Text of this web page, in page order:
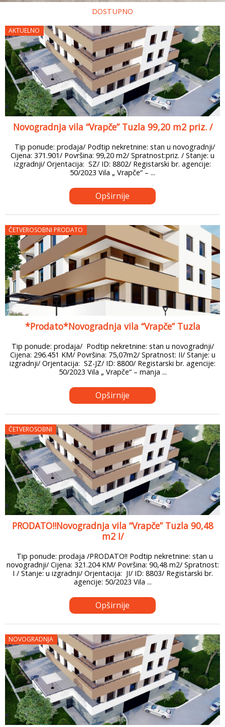
DOSTUPNO
AKTUELNO
Novogradnja vila “Vrapče” Tuzla 99,20 m2 priz. /
Tip ponude: prodaja/ Podtip nekretnine: stan u novogradnji/
Cijena: 371.901/ Površina: 99,20 m2/ Spratnost:priz. / Stanje: u
izgradnji/ Orjentacija: SZ/ ID: 8802/ Registarski br. agencije:
50/2023 Vila „ Vrapče“ – ...
Opširnije
ČETVEROSOBNI PRODATO
*Prodato*Novogradnja vila “Vrapče” Tuzla
Tip ponude: prodaja/ Podtip nekretnine: stan u novogradnji/
Cijena: 296.451 KM/ Površina: 75,07m2/ Spratnost: II/ Stanje: u
izgradnji/ Orjentacija: SZ-JZ/ ID: 8800/ Registarski br. agencije:
50/2023 Vila „ Vrapče“ – manja ...
Opširnije
ČETVEROSOBNI
PRODATO!!Novogradnja vila “Vrapče” Tuzla 90,48
m2 I/
Tip ponude: prodaja /PRODATO!! Podtip nekretnine: stan u
novogradnji/ Cijena: 321.204 KM/ Površina: 90,48 m2/ Spratnost:
I / Stanje: u izgradnji/ Orjentacija: JI/ ID: 8803/ Registarski br.
agencije: 50/2023 Vila ...
Opširnije
NOVOGRADNJA